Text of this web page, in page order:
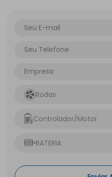
Rodas
Controlador/Motor
BATERIA